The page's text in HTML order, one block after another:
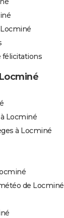
félicitations
Locminé
à Locminé
de Locminé